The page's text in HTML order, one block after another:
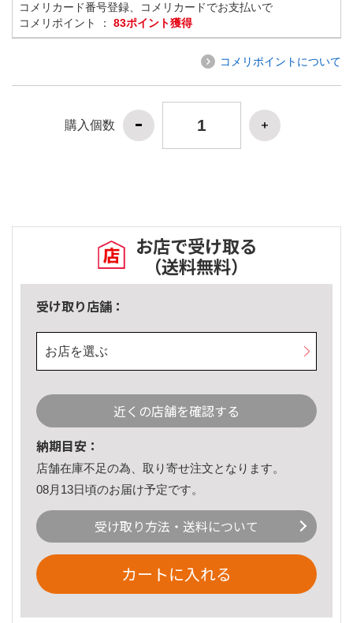
コメリカード番号登録、コメリカードでお支払いで
コメリポイント ： 83ポイント獲得
コメリポイントについて
購入個数
お店で受け取る
（送料無料）
受け取り店舗：
お店を選ぶ
近くの店舗を確認する
納期目安：
店舗在庫不足の為、取り寄せ注文となります。
08月13日頃のお届け予定です。
受け取り方法・送料について
カートに入れる